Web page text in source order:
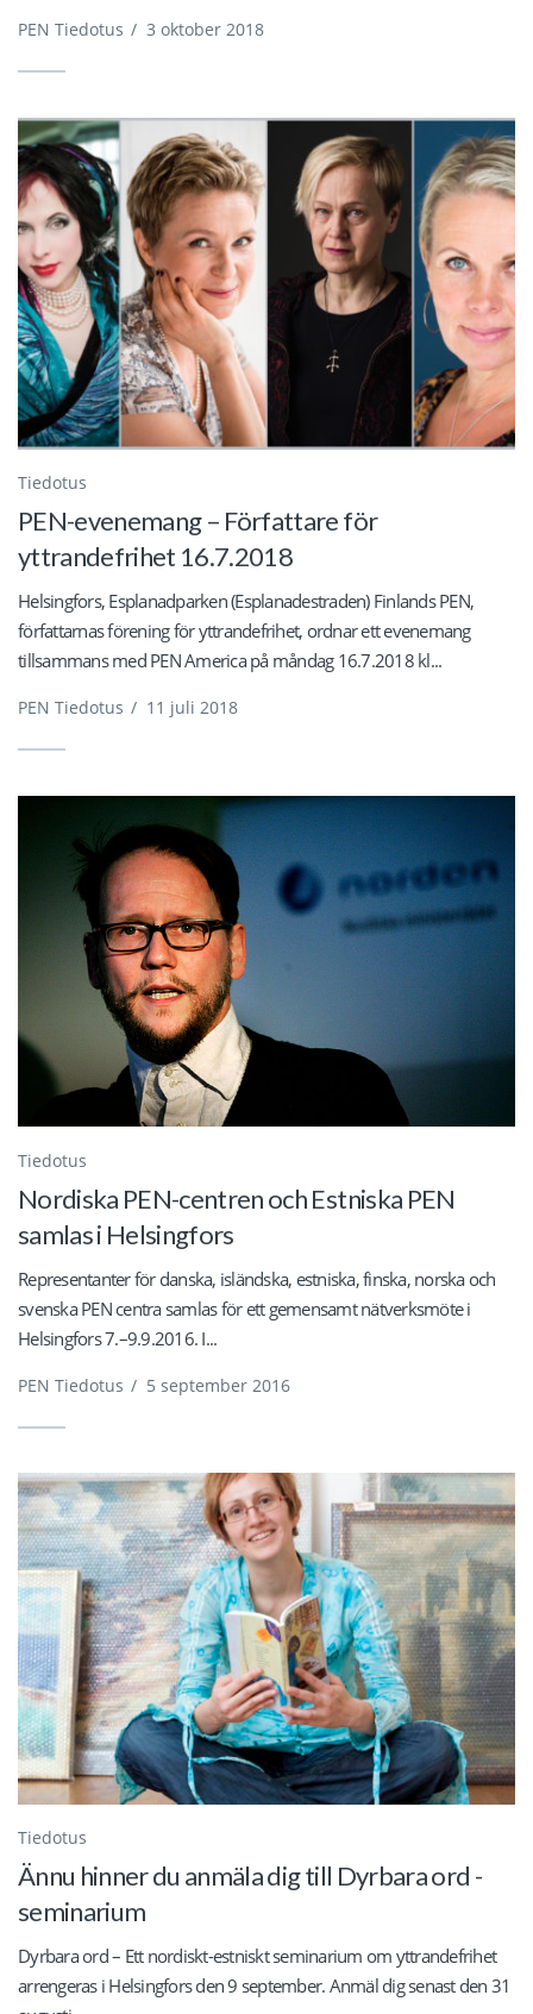
PEN Tiedotus / 3 oktober 2018
Tiedotus
PEN-evenemang – Författare för
yttrandefrihet 16.7.2018
Helsingfors, Esplanadparken (Esplanadestraden) Finlands PEN,
författarnas förening för yttrandefrihet, ordnar ett evenemang
tillsammans med PEN America på måndag 16.7.2018 kl...
PEN Tiedotus / 11 juli 2018
Tiedotus
Nordiska PEN-centren och Estniska PEN
samlas i Helsingfors
Representanter för danska, isländska, estniska, finska, norska och
svenska PEN centra samlas för ett gemensamt nätverksmöte i
Helsingfors 7.–9.9.2016. I...
PEN Tiedotus / 5 september 2016
Tiedotus
Ännu hinner du anmäla dig till Dyrbara ord -
seminarium
Dyrbara ord – Ett nordiskt-estniskt seminarium om yttrandefrihet
arrengeras i Helsingfors den 9 september. Anmäl dig senast den 31